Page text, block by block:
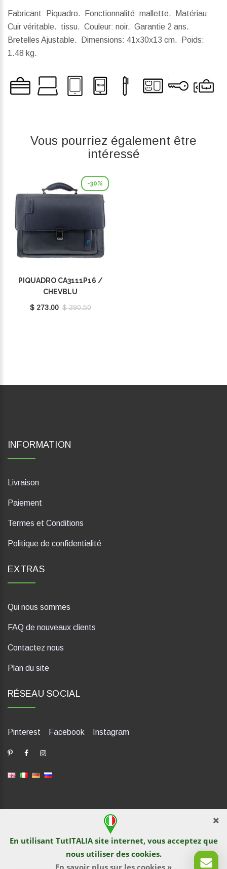
Fabricant: Piquadro. Fonctionnalité: mallette. Matériau:
Cuir véritable. tissu. Couleur: noir. Garantie 2 ans.
Bretelles Ajustable.
Dimensions: 41x30x13 cm.
Poids:
1.48 kg.
Vous pourriez également être
intéressé
-30%
PIQUADRO CA3111P16 /
CHEVBLU
$ 273.00 $ 390.50
En utilisant TutITALIA site internet, vous acceptez que
nous utiliser des cookies.
En savoir plus sur les cookies »
INFORMATION
Livraison
Paiement
Termes et Conditions
Politique de confidentialité
EXTRAS
Qui nous sommes
FAQ de nouveaux clients
Contactez nous
Plan du site
RÉSEAU SOCIAL
Pinterest Facebook Instagram
dP Motion Media. Via La Piana 430, 47835 Saludecio (RN), Italia.
Numero REA: RN410802. P.IVA: 04421580400. Tel +39 0541
1480041
© TutITALIA 2013-2026. L`impression et la copie de textes et de
documents graphiques sont interdites par les propriétaires de